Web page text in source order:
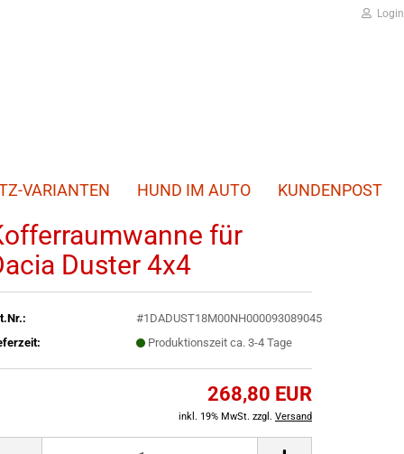
Login
VARIANTEN HUND IM AUTO KUNDENPOST
für
Duster 4x4
#1DADUST18M00NH000093089045
Produktionszeit ca. 3-4 Tage
268,80 EUR
inkl. 19% MwSt. zzgl. Versand